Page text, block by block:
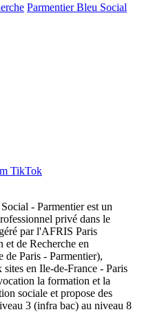
Parmentier Bleu Social
TikTok
- Parmentier est un
privé dans le
par l'AFRIS Paris
et de Recherche en
de Paris - Parmentier),
en Ile-de-France - Paris
la formation et la
sociale et propose des
3 (infra bac) au niveau 8